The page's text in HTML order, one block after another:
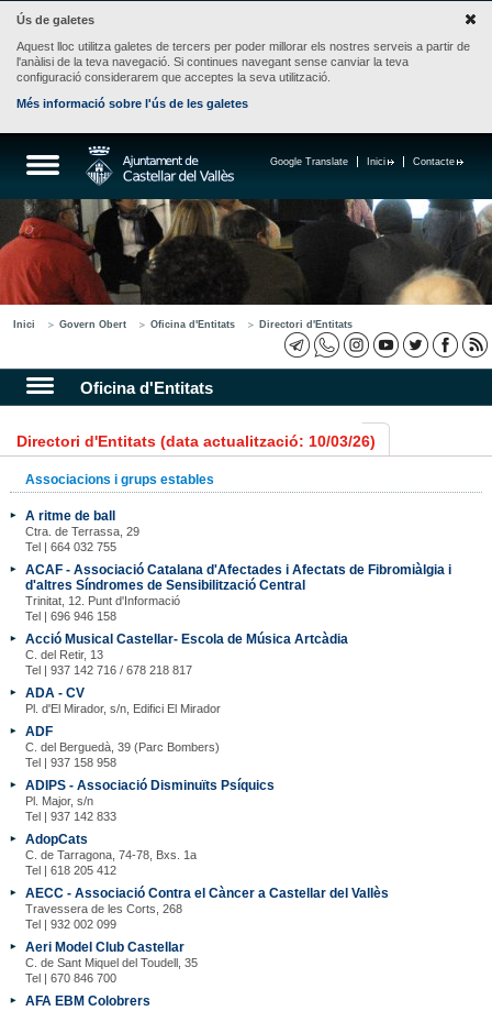
Ús de galetes
Aquest lloc utilitza galetes de tercers per poder millorar els nostres serveis a partir de
l'anàlisi de la teva navegació. Si continues navegant sense canviar la teva
configuració considerarem que acceptes la seva utilització.
Més informació sobre l'ús de les galetes
Contacte
Inici
Google Translate
Inici Govern Obert Oficina d'Entitats Directori d'Entitats
Oficina d'Entitats
Directori d'Entitats (data actualització: 10/03/26)
Associacions i grups estables
A ritme de ball
Ctra. de Terrassa, 29
Tel | 664 032 755
ACAF - Associació Catalana d'Afectades i Afectats de Fibromiàlgia i
d'altres Síndromes de Sensibilització Central
Trinitat, 12. Punt d'Informació
Tel | 696 946 158
Acció Musical Castellar- Escola de Música Artcàdia
C. del Retir, 13
Tel | 937 142 716 / 678 218 817
ADA - CV
Pl. d'El Mirador, s/n, Edifici El Mirador
ADF
C. del Berguedà, 39 (Parc Bombers)
Tel | 937 158 958
ADIPS - Associació Disminuïts Psíquics
Pl. Major, s/n
Tel | 937 142 833
AdopCats
C. de Tarragona, 74-78, Bxs. 1a
Tel | 618 205 412
AECC - Associació Contra el Càncer a Castellar del Vallès
Travessera de les Corts, 268
Tel | 932 002 099
Aeri Model Club Castellar
C. de Sant Miquel del Toudell, 35
Tel | 670 846 700
AFA EBM Colobrers